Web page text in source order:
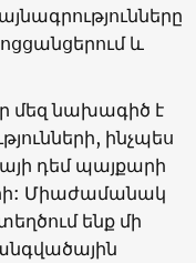
և
մեզ նախագիծ է
ինչպես
դեմ պայքարի
Միաժամանակ
ենք մի